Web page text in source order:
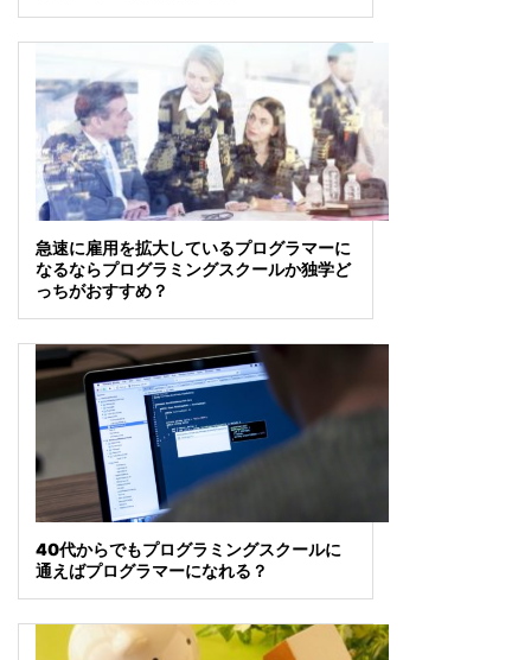
急速に雇用を拡大しているプログラマーに
なるならプログラミングスクールか独学ど
っちがおすすめ？
40代からでもプログラミングスクールに
通えばプログラマーになれる？